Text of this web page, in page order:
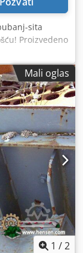
sita
Proizvedeno
sve na
na
cene!
Mali oglas
1 /2